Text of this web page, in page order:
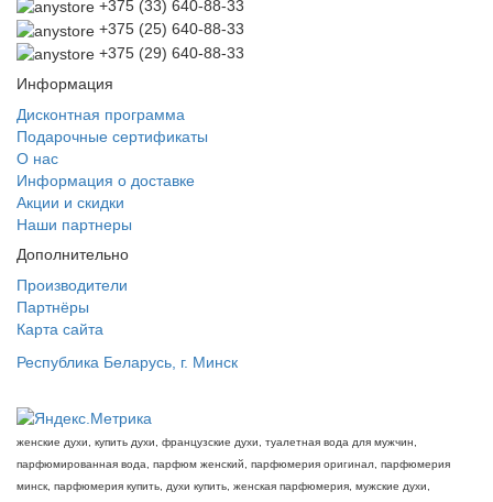
+375 (33) 640-88-33
+375 (25) 640-88-33
+375 (29) 640-88-33
Информация
Дисконтная программа
Подарочные сертификаты
О нас
Информация о доставке
Акции и скидки
Наши партнеры
Дополнительно
Производители
Партнёры
Карта сайта
Республика Беларусь, г. Минск
женские духи, купить духи, французские духи, туалетная вода для мужчин,
парфюмированная вода, парфюм женский, парфюмерия оригинал, парфюмерия
минск, парфюмерия купить, духи купить, женская парфюмерия, мужские духи,